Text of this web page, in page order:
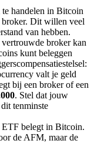
handelen in Bitcoin
broker. Dit willen veel
van hebben.
broker kan
kunt beleggen
valt je geld
bij een broker of een
. Stel dat jouw
tenminste
ETF belegt in Bitcoin.
de AFM, maar de